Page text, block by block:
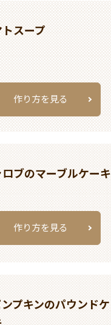
トスープ
作り方を見る
ロブのマーブルケーキ
作り方を見る
プキンのパウンドケ